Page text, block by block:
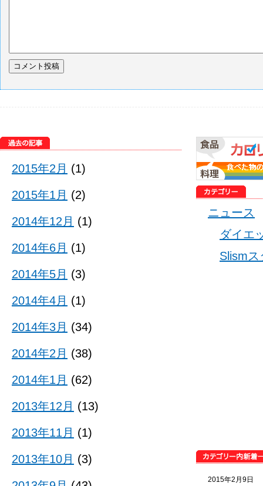
ニュース
ダイエ
Slism
2015年2月9日
2015年2月 (1)
2015年1月 (2)
2014年12月 (1)
2014年6月 (1)
2014年5月 (3)
2014年4月 (1)
2014年3月 (34)
2014年2月 (38)
2014年1月 (62)
2013年12月 (13)
2013年11月 (1)
2013年10月 (3)